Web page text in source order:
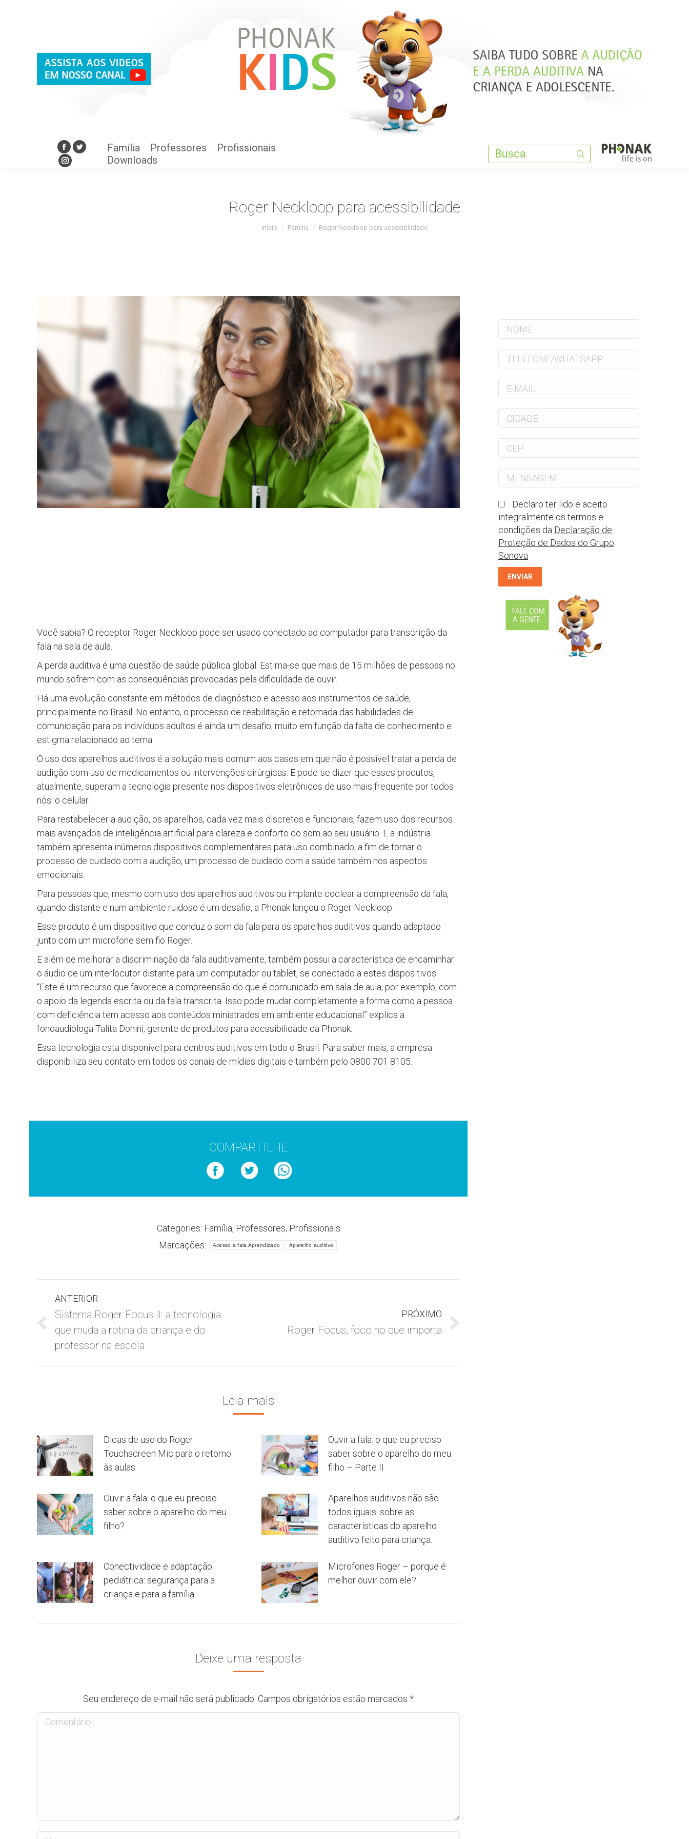
Facebook
Twitter
Instagram
Família Professores
Profissionais
Downloads
Search:
Roger Neckloop para acessibilidade
Você está aqui:
Início Família Roger Neckloop para acessibilidade
Você sabia? O receptor Roger Neckloop pode ser usado conectado ao computador para transcrição da
fala na sala de aula.
A perda auditiva é uma questão de saúde pública global. Estima-se que mais de 15 milhões de pessoas no
mundo sofrem com as consequências provocadas pela dificuldade de ouvir.
Há uma evolução constante em métodos de diagnóstico e acesso aos instrumentos de saúde,
principalmente no Brasil. No entanto, o processo de reabilitação e retomada das habilidades de
comunicação para os indivíduos adultos é ainda um desafio, muito em função da falta de conhecimento e
estigma relacionado ao tema.
O uso dos aparelhos auditivos é a solução mais comum aos casos em que não é possível tratar a perda de
audição com uso de medicamentos ou intervenções cirúrgicas. E pode-se dizer que esses produtos,
atualmente, superam a tecnologia presente nos dispositivos eletrônicos de uso mais frequente por todos
nós: o celular.
Para restabelecer a audição, os aparelhos, cada vez mais discretos e funcionais, fazem uso dos recursos
mais avançados de inteligência artificial para clareza e conforto do som ao seu usuário. E a indústria
também apresenta inúmeros dispositivos complementares para uso combinado, a fim de tornar o
processo de cuidado com a audição, um processo de cuidado com a saúde também nos aspectos
emocionais.
Para pessoas que, mesmo com uso dos aparelhos auditivos ou implante coclear a compreensão da fala,
quando distante e num ambiente ruidoso é um desafio, a Phonak lançou o Roger Neckloop.
Esse produto é um dispositivo que conduz o som da fala para os aparelhos auditivos quando adaptado
junto com um microfone sem fio Roger.
E além de melhorar a discriminação da fala auditivamente, também possui a característica de encaminhar
o áudio de um interlocutor distante para um computador ou tablet, se conectado a estes dispositivos.
“Este é um recurso que favorece a compreensão do que é comunicado em sala de aula, por exemplo, com
o apoio da legenda escrita ou da fala transcrita. Isso pode mudar completamente a forma como a pessoa
com deficiência tem acesso aos conteúdos ministrados em ambiente educacional” explica a
fonoaudióloga Talita Donini, gerente de produtos para acessibilidade da Phonak.
Essa tecnologia esta disponível para centros auditivos em todo o Brasil. Para saber mais, a empresa
disponibiliza seu contato em todos os canais de mídias digitais e também pelo 0800 701 8105.
COMPARTILHE
Categories: Família, Professores, Profissionais
Marcações:
Acesso a fala Aprendizado Aparelho auditivo
Navegação
de
post:
ANTERIOR
Post
anterior:
Sistema Roger Focus II: a tecnologia
que muda a rotina da criança e do
professor na escola
PRÓXIMO
PróximoRoger Focus, foco no que importa
Leia mais
Dicas de uso do Roger
Touchscreen Mic para o retorno
às aulas
Ouvir a fala: o que eu preciso
saber sobre o aparelho do meu
filho – Parte II
Ouvir a fala: o que eu preciso
saber sobre o aparelho do meu
filho?
Aparelhos auditivos não são
todos iguais: sobre as
características do aparelho
auditivo feito para criança.
Conectividade e adaptação
pediátrica: segurança para a
criança e para a família
Microfones Roger – porque é
melhor ouvir com ele?
Deixe uma resposta
Seu endereço de e-mail não será publicado. Campos obrigatórios estão marcados *
Comentário
Declaro ter lido e aceito
integralmente os termos e
condições da Declaração de
Proteção de Dados do Grupo
Sonova